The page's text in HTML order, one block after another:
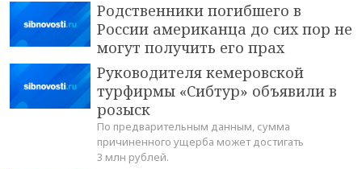
Родственники погибшего в
России американца до сих пор не
могут получить его прах
Руководителя кемеровской
турфирмы «Сибтур» объявили в
розыск
По предварительным данным, сумма
причиненного ущерба может достигать
3 млн рублей.